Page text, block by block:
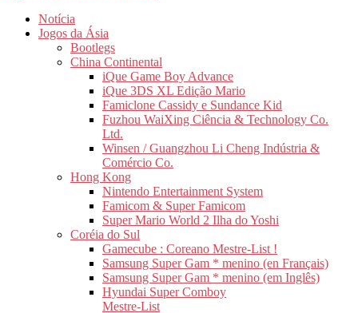
Notícia
Jogos da Ásia
Bootlegs
China Continental
iQue Game Boy Advance
iQue 3DS XL Edição Mario
Famiclone Cassidy e Sundance Kid
Fuzhou WaiXing Ciência & Technology Co.
Ltd.
Winsen / Guangzhou Li Cheng Indústria &
Comércio Co.
Hong Kong
Nintendo Entertainment System
Famicom & Super Famicom
Super Mario World 2 Ilha do Yoshi
Coréia do Sul
Gamecube : Coreano Mestre-List !
Samsung Super Gam * menino (en Français)
Samsung Super Gam * menino (em Inglês)
Hyundai Super Comboy
Mestre-List